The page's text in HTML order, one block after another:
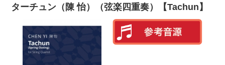
ターチュン（陳 怡）（弦楽四重奏）【Tachun】